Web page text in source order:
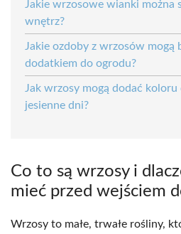
Jakie wrzosowe wianki można
wnętrz?
Jakie ozdoby z wrzosów mogą
dodatkiem do ogrodu?
Jak wrzosy mogą dodać
jesienne dni?
Co to są wrzosy i
mieć przed wejściem
Wrzosy to małe, trwałe rośliny,